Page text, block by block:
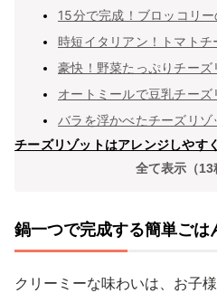
15分で完成！ブロッコリ
時短イタリアン！トマトチ
豪快！野菜たっぷりチーズ
オートミールで豆乳チーズ
バラを浮かべたチーズリゾ
チーズリゾットはアレンジしやす
全て表示（13
鍋一つで完成する簡単ごは
クリーミーな味わいは、お子